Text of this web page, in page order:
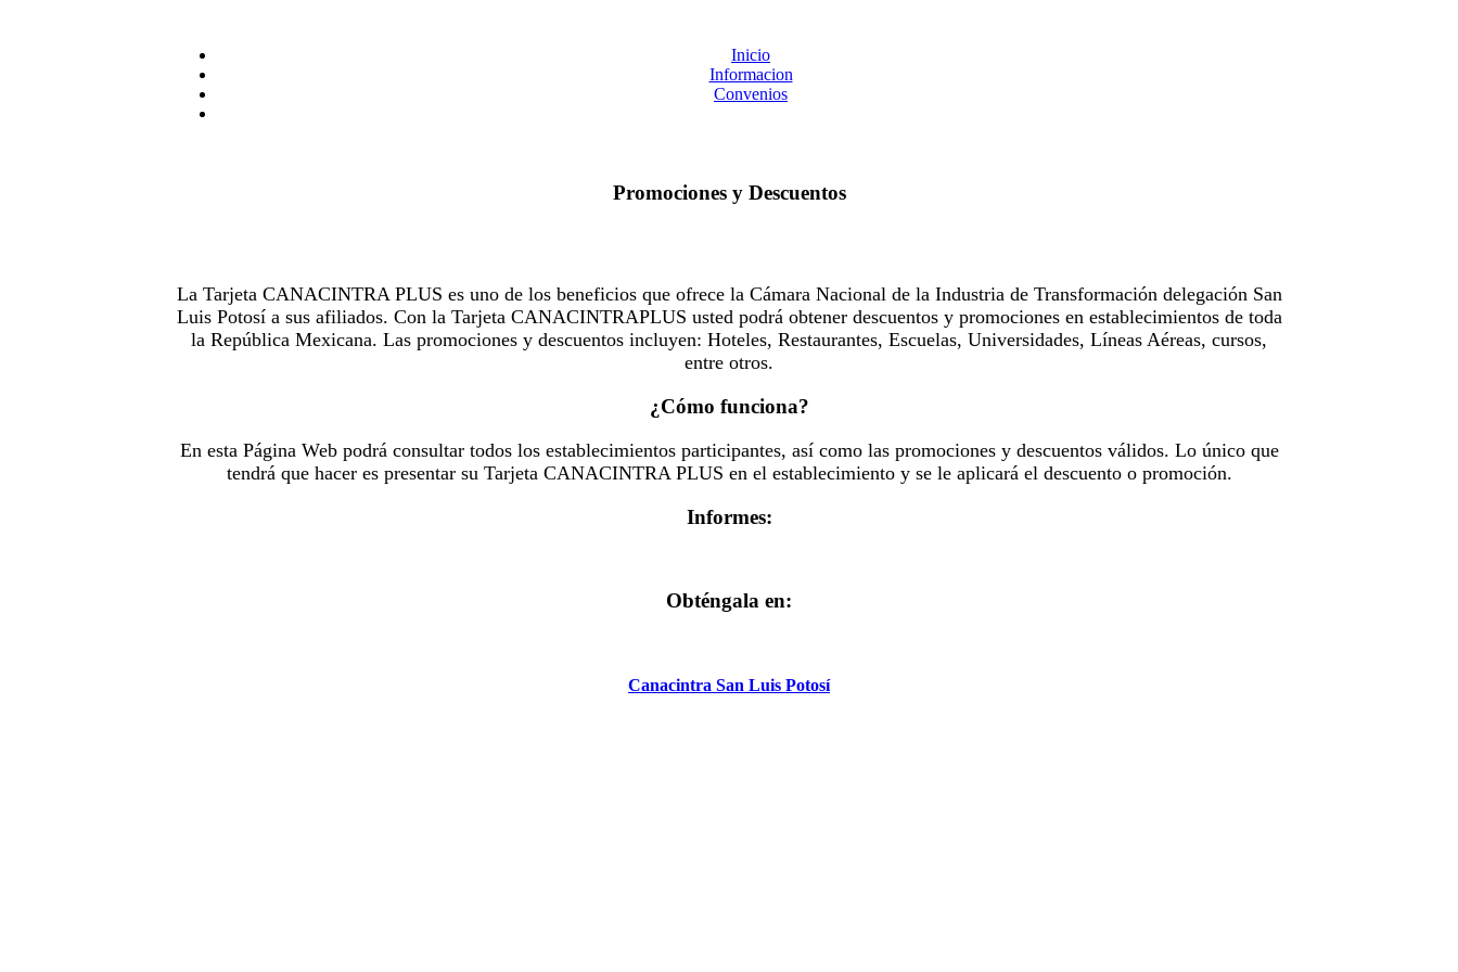
Inicio
Informacion
Convenios
Promociones y Descuentos
La Tarjeta CANACINTRA PLUS es uno de los beneficios que ofrece la Cámara Nacional de la Industria de Transformación delegación San
Luis Potosí a sus afiliados. Con la Tarjeta CANACINTRAPLUS usted podrá obtener descuentos y promociones en establecimientos de toda
la República Mexicana. Las promociones y descuentos incluyen: Hoteles, Restaurantes, Escuelas, Universidades, Líneas Aéreas, cursos,
entre otros.
¿Cómo funciona?
En esta Página Web podrá consultar todos los establecimientos participantes, así como las promociones y descuentos válidos. Lo único que
tendrá que hacer es presentar su Tarjeta CANACINTRA PLUS en el establecimiento y se le aplicará el descuento o promoción.
Informes:
Obténgala en:
Canacintra San Luis Potosí